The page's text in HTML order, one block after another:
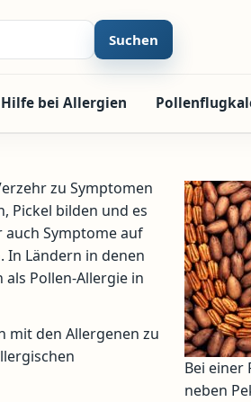
Suchen
Hilfe bei Allergien
Bei einer
neben
zu Symptomen
Pickel bilden und es
auch Symptome auf
In Ländern in denen
Pollen-Allergie in
mit den Allergenen zu